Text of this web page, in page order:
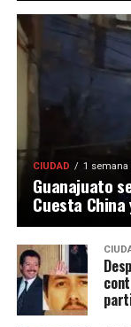
CIUDAD 1 semana
Guanajuato
Cuesta